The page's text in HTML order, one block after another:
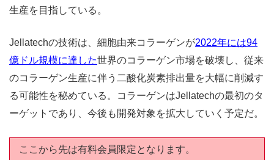
生産を目指している。
Jellatechの技術は、細胞由来コラーゲンが2022年には94
億ドル規模に達した世界のコラーゲン市場を破壊し、従来
のコラーゲン生産に伴う二酸化炭素排出量を大幅に削減す
る可能性を秘めている。コラーゲンはJellatechの最初のタ
ーゲットであり、今後も開発対象を拡大していく予定だ。
ここから先は有料会員限定となります。